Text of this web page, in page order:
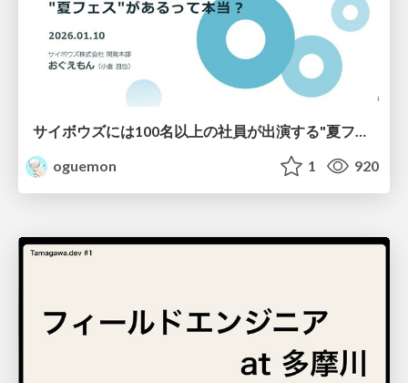
サイボウズには100名以上の社員が出演する"夏フェス"があるって本当？
oguemon
1 920